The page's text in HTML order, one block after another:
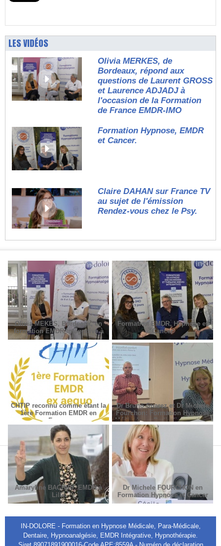
LES VIDÉOS
Olivia MERKES, de
Bordeaux, répond aux
questions de Laurent GROSS
et Laurence ADJADJ à
l'occasion de la Formation
de France EMDR-IMO
Formation Hypnose, EMDR
et Cancer.
Claire DAHAN sur France TV
au sujet de l'émission
Rendez-vous chez le Psy.
Olivia MEKES, Bordeaux, en
formation EMDR Intégrative à
Paris
Formation EMDR, Hypnose et
Cancer
CHTIP reconnu comme étant la
1ère Formation EMDR en
France
Dr Bruno Suarez et Dr Michèle
Fourchon: Formation Hypnose
Médicale en Radiodiagnostic et
Radiothérapie.
Amaryline BACHIRI, EMDR à
Lille
Dr Michele FOURCHON en
Formation Hypnose et Cancer
IN-DOLORE - Formation en Hypnose Médicale, Para-Médicale,
Dentaire, Hypnoanalgésie, EMDR Intégrative, Hypnothérapie.